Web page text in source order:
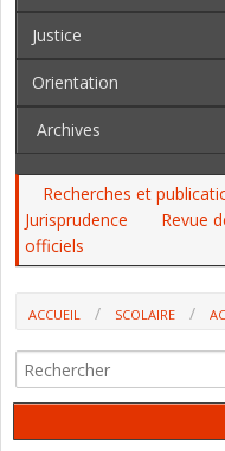
Justice
Orientation
Archives
Recherches et
Jurisprudence
Revue
officiels
ACCUEIL SCOLAIRE